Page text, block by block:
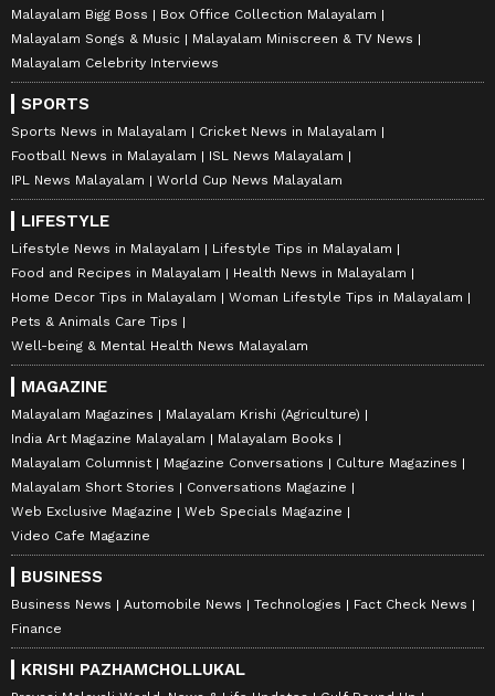
Malayalam Bigg Boss
Box Office Collection Malayalam
Malayalam Songs & Music
Malayalam Miniscreen & TV News
Malayalam Celebrity Interviews
SPORTS
Sports News in Malayalam
Cricket News in Malayalam
Football News in Malayalam
ISL News Malayalam
IPL News Malayalam
World Cup News Malayalam
LIFESTYLE
Lifestyle News in Malayalam
Lifestyle Tips in Malayalam
Food and Recipes in Malayalam
Health News in Malayalam
Home Decor Tips in Malayalam
Woman Lifestyle Tips in Malayalam
Pets & Animals Care Tips
Well-being & Mental Health News Malayalam
MAGAZINE
Malayalam Magazines
Malayalam Krishi (Agriculture)
India Art Magazine Malayalam
Malayalam Books
Malayalam Columnist
Magazine Conversations
Culture Magazines
Malayalam Short Stories
Conversations Magazine
Web Exclusive Magazine
Web Specials Magazine
Video Cafe Magazine
BUSINESS
Business News Automobile News Technologies
Fact Check News
Finance
KRISHI PAZHAMCHOLLUKAL